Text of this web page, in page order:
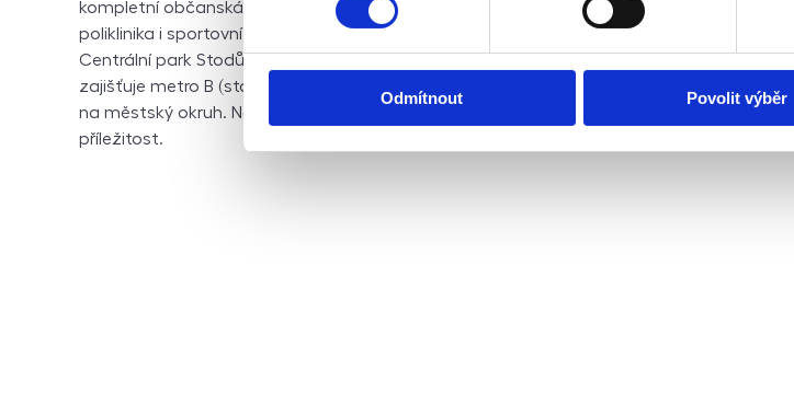
Odmítnout Povolit výběr
kompletní občanská vybavenost – školy, školky, obchody, restaurace,
poliklinika i sportovní zařízení. Velkou předností je blízkost přírody, zejména
Centrální park Stodůlky a Prokopské údolí. Výbornou dopravní dostupnost
zajišťuje metro B (stanice Luka nebo Hůrka), autobusové linky a rychlé napojení
na městský okruh. Nemovitost je ideální pro rodinné bydlení i jako investiční
příležitost.